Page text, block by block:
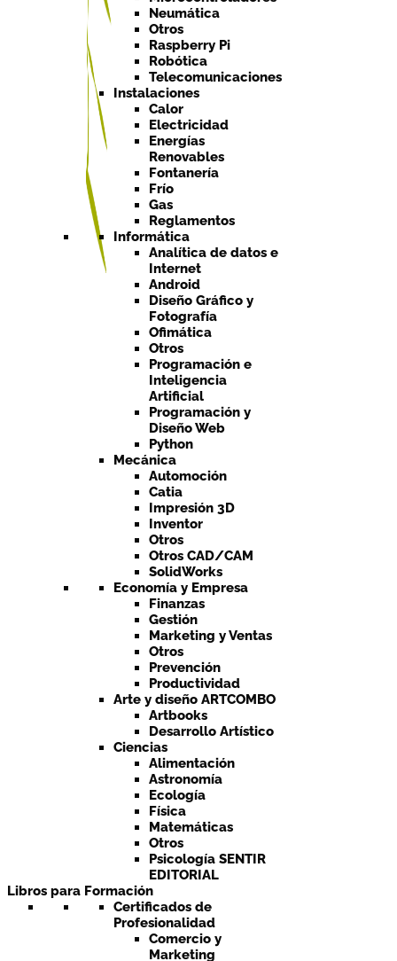
Neumática
Otros
Raspberry Pi
Robótica
Telecomunicaciones
Instalaciones
Calor
Electricidad
Energías
Renovables
Fontanería
Frío
Gas
Reglamentos
Informática
Analítica de datos e
Internet
Android
Diseño Gráfico y
Fotografía
Ofimática
Otros
Programación e
Inteligencia
Artificial
Programación y
Diseño Web
Python
Mecánica
Automoción
Catia
Impresión 3D
Inventor
Otros
Otros CAD/CAM
SolidWorks
Economía y Empresa
Finanzas
Gestión
Marketing y Ventas
Otros
Prevención
Productividad
Arte y diseño ARTCOMBO
Artbooks
Desarrollo Artístico
Ciencias
Alimentación
Astronomía
Ecología
Física
Matemáticas
Otros
Psicología SENTIR
EDITORIAL
Libros para Formación
Certificados de
Profesionalidad
Comercio y
Marketing